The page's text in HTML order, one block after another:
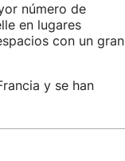
número de
en lugares
con un gran
y se han